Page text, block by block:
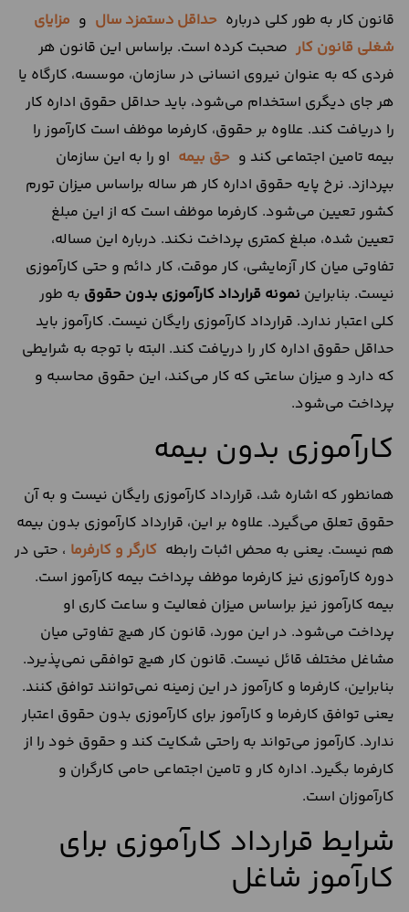
قانون کار به طور کلی درباره حداقل دستمزد سال و مزایای
شغلی قانون کار صحبت کرده است. براساس این قانون هر
فردی که به عنوان نیروی انسانی در سازمان، موسسه، کارگاه یا
هر جای دیگری استخدام می‌شود، باید حداقل حقوق اداره کار
را دریافت کند. علاوه بر حقوق، کارفرما موظف است کارآموز را
بیمه تامین اجتماعی کند و حق بیمه او را به این سازمان
بپردازد. نرخ پایه حقوق اداره کار هر ساله براساس میزان تورم
کشور تعیین می‌شود. کارفرما موظف است که از این مبلغ
تعیین شده، مبلغ کمتری پرداخت نکند. درباره این مساله،
تفاوتی میان کار آزمایشی، کار موقت، کار دائم و حتی کارآموزی
نیست. بنابراین نمونه قرارداد کارآموزی بدون حقوق به طور
کلی اعتبار ندارد. قرارداد کارآموزی رایگان نیست. کارآموز باید
حداقل حقوق اداره کار را دریافت کند. البته با توجه به شرایطی
که دارد و میزان ساعتی که کار می‌کند، این حقوق محاسبه و
پرداخت می‌شود.
کارآموزی بدون بیمه
همانطور که اشاره شد، قرارداد کارآموزی رایگان نیست و به آن
حقوق تعلق می‌گیرد. علاوه بر این، قرارداد کارآموزی بدون بیمه
هم نیست. یعنی به محض اثبات رابطه کارگر و کارفرما ، حتی در
دوره کارآموزی نیز کارفرما موظف پرداخت بیمه کارآموز است.
بیمه کارآموز نیز براساس میزان فعالیت و ساعت کاری او
پرداخت می‌شود. در این مورد، قانون کار هیچ تفاوتی میان
مشاغل مختلف قائل نیست. قانون کار هیچ توافقی نمی‌پذیرد.
بنابراین، کارفرما و کارآموز در این زمینه نمی‌توانند توافق کنند.
یعنی توافق کارفرما و کارآموز برای کارآموزی بدون حقوق اعتبار
ندارد. کارآموز می‌تواند به راحتی شکایت کند و حقوق خود را از
کارفرما بگیرد. اداره کار و تامین اجتماعی حامی کارگران و
کارآموزان است.
شرایط قرارداد کارآموزی برای
کارآموز شاغل